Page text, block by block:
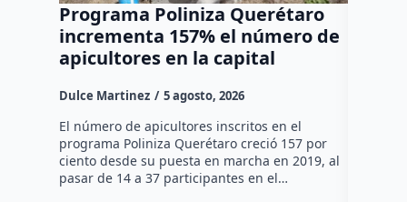
Programa Poliniza Querétaro
incrementa 157% el número de
apicultores en la capital
Dulce Martinez 5 agosto, 2026
El número de apicultores inscritos en el
programa Poliniza Querétaro creció 157 por
ciento desde su puesta en marcha en 2019, al
pasar de 14 a 37 participantes en el…